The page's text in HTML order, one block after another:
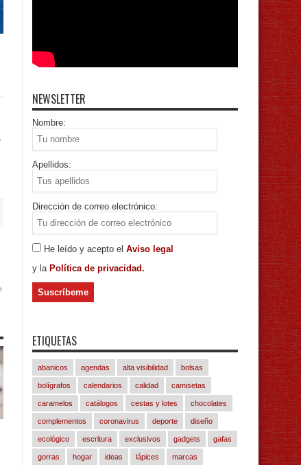
NEWSLETTER
Nombre:
Apellidos:
Dirección de correo electrónico:
He leído y acepto el Aviso legal
y la Política de privacidad.
ETIQUETAS
abanicos agendas alta visibilidad bolsas
bolígrafos calendarios calidad camisetas
caramelos catálogos cestas y lotes chocolates
complementos coronavirus deporte diseño
ecológico escritura exclusivos gadgets gafas
gorras hogar ideas lápices marcas